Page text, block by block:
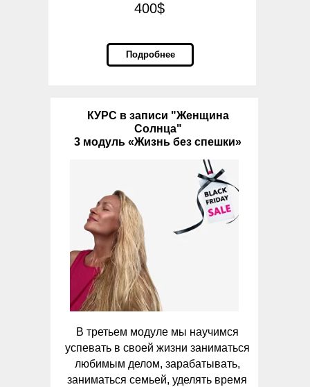
400$
Подробнее
КУРС в записи "Женщина
Солнца"
3 модуль «Жизнь без спешки»
В третьем модуле мы научимся
успевать в своей жизни заниматься
любимым делом, зарабатывать,
заниматься семьей, уделять время